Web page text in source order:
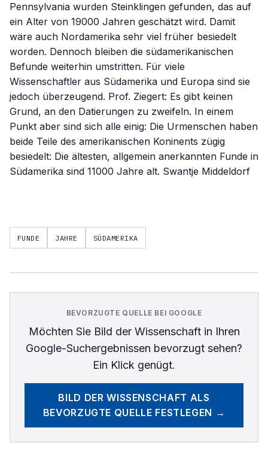
Pennsylvania wurden Steinklingen gefunden, das auf
ein Alter von 19000 Jahren geschätzt wird. Damit
wäre auch Nordamerika sehr viel früher besiedelt
worden. Dennoch bleiben die südamerikanischen
Befunde weiterhin umstritten. Für viele
Wissenschaftler aus Südamerika und Europa sind sie
jedoch überzeugend. Prof. Ziegert: Es gibt keinen
Grund, an den Datierungen zu zweifeln. In einem
Punkt aber sind sich alle einig: Die Urmenschen haben
beide Teile des amerikanischen Koninents zügig
besiedelt: Die ältesten, allgemein anerkannten Funde in
Südamerika sind 11000 Jahre alt. Swantje Middeldorf
FUNDE JAHRE SÜDAMERIKA
BEVORZUGTE QUELLE BEI GOOGLE
Möchten Sie Bild der Wissenschaftin Ihren
Google-Suchergebnissen bevorzugt sehen?
Ein Klick genügt.
BILD DER WISSENSCHAFT ALS
BEVORZUGTE QUELLE FESTLEGEN →